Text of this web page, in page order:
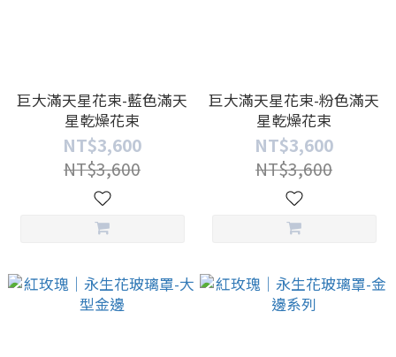
巨大滿天星花束-藍色滿天
星乾燥花束
NT$3,600
NT$3,600
巨大滿天星花束-粉色滿天
星乾燥花束
NT$3,600
NT$3,600